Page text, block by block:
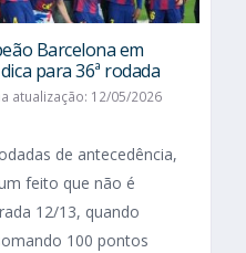
Barcelona em
para 36ª rodada
atualização: 12/05/2026
de antecedência,
feito que não é
12/13, quando
100 pontos